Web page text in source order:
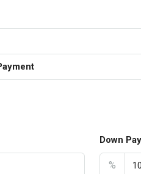
Down
%